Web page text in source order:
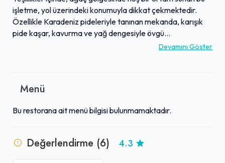
işletme, yol üzerindeki konumuyla dikkat çekmektedir.
Özellikle Karadeniz pideleriyle tanınan mekanda, karışık
pide kaşar, kavurma ve yağ dengesiyle övgü
toplamaktadır. Lahana çorbası ve pide hamurunun kalitesi
etmektedir. Garsonların ilgili ve alakadar tutumu, müşteri
Devamını Göster
Menü
Bu restorana ait menü bilgisi bulunmamaktadır.
Değerlendirme (6) 4.3